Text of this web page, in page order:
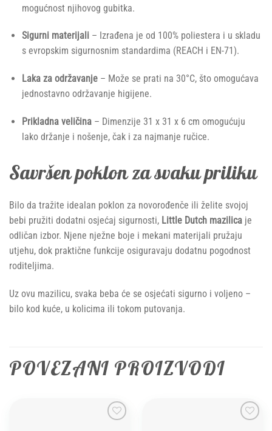
mogućnost njihovog gubitka.
Sigurni materijali – Izrađena je od 100% poliestera i u skladu
s evropskim sigurnosnim standardima (REACH i EN-71).
Laka za održavanje– Može se prati na 30°C, što omogućava
jednostavno održavanje higijene.
Prikladna veličina– Dimenzije 31 x 31 x 6 cm omogućuju
lako držanje i nošenje, čak i za najmanje ručice.
Savršen poklon za svaku priliku
Bilo da tražite idealan poklon za novorođenče ili želite svojoj
bebi pružiti dodatni osjećaj sigurnosti, Little Dutch mazilica je
odličan izbor. Njene nježne boje i mekani materijali pružaju
utjehu, dok praktične funkcije osiguravaju dodatnu pogodnost
roditeljima.
Uz ovu mazilicu, svaka beba će se osjećati sigurno i voljeno –
bilo kod kuće, u kolicima ili tokom putovanja.
POVEZANI PROIZVODI